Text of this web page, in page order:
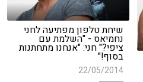
שיחת טלפון מפתיעה לחני
נחמיאס - "השלמת עם
ציפי?" חני: "אנחנו מתחתנות
בסוף!"
22/05/2014